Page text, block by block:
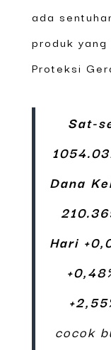
ada
produk
Proteksi
Sat-
Dana
Hari
cocok